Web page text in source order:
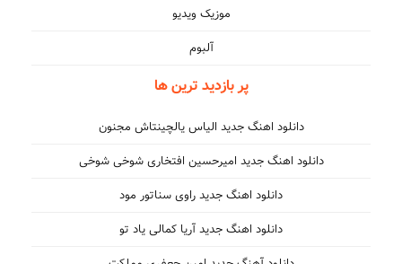
موزیک ویدیو
آلبوم
پر بازدید ترین ها
دانلود اهنگ جدید الیاس یالچینتاش مجنون
دانلود اهنگ جدید امیرحسین افتخاری شوخی شوخی
دانلود اهنگ جدید راوی سناتور مود
دانلود اهنگ جدید آریا کمالی یاد تو